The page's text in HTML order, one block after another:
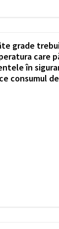
grade
care
în
consumul